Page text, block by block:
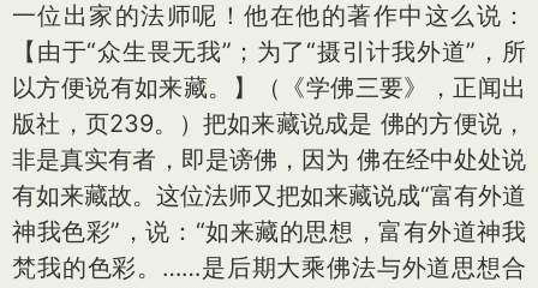
一位出家的法师呢！他在他的著作中这么说：
【由于“众生畏无我”；为了“摄引计我外道”，所
以方便说有如来藏。】（《学佛三要》，正闻出
版社，页239。）把如来藏说成是 佛的方便说，
非是真实有者，即是谤佛，因为 佛在经中处处说
有如来藏故。这位法师又把如来藏说成“富有外道
神我色彩”，说：“如来藏的思想，富有外道神我
梵我的色彩。……是后期大乘佛法与外道思想合